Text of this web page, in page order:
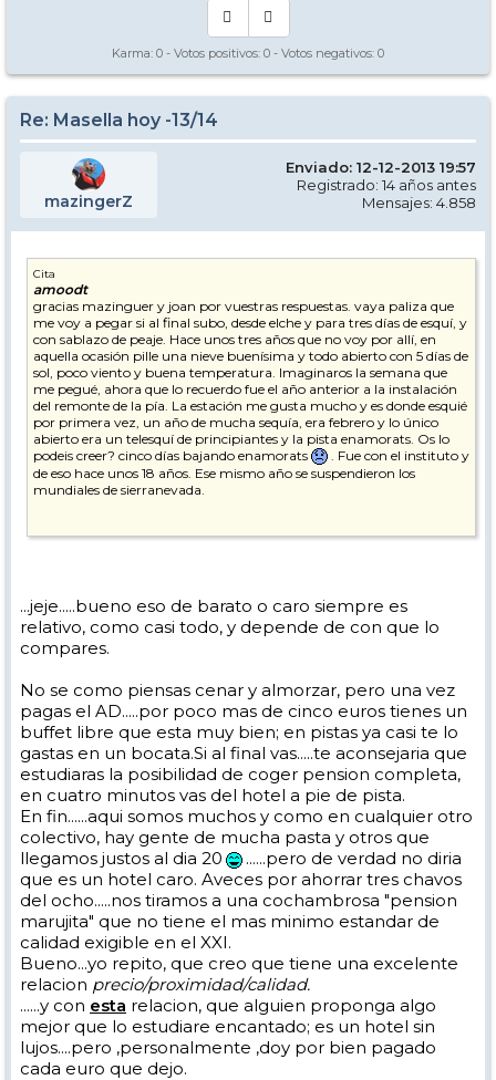
Karma: 0 - Votos positivos: 0 - Votos negativos: 0
Re: Masella hoy -13/14
mazingerZ
Enviado: 12-12-2013 19:57
Registrado: 14 años antes
Mensajes: 4.858
Cita
amoodt
gracias mazinguer y joan por vuestras respuestas. vaya paliza que
me voy a pegar si al final subo, desde elche y para tres días de esquí, y
con sablazo de peaje. Hace unos tres años que no voy por allí, en
aquella ocasión pille una nieve buenísima y todo abierto con 5 días de
sol, poco viento y buena temperatura. Imaginaros la semana que
me pegué, ahora que lo recuerdo fue el año anterior a la instalación
del remonte de la pía. La estación me gusta mucho y es donde esquié
por primera vez, un año de mucha sequía, era febrero y lo único
abierto era un telesquí de principiantes y la pista enamorats. Os lo
podeis creer? cinco días bajando enamorats
. Fue con el instituto y
de eso hace unos 18 años. Ese mismo año se suspendieron los
mundiales de sierranevada.
Mazinguer por lo que me dices el hotel no esta mal entonces. Pero
saludos.
...jeje.....bueno eso de barato o caro siempre es
relativo, como casi todo, y depende de con que lo
compares.
No se como piensas cenar y almorzar, pero una vez
pagas el AD.....por poco mas de cinco euros tienes un
buffet libre que esta muy bien; en pistas ya casi te lo
gastas en un bocata.Si al final vas.....te aconsejaria que
estudiaras la posibilidad de coger pension completa,
en cuatro minutos vas del hotel a pie de pista.
En fin......aqui somos muchos y como en cualquier otro
colectivo, hay gente de mucha pasta y otros que
llegamos justos al dia 20
......pero de verdad no diria
que es un hotel caro. Aveces por ahorrar tres chavos
del ocho.....nos tiramos a una cochambrosa "pension
marujita" que no tiene el mas minimo estandar de
calidad exigible en el XXI.
Bueno...yo repito, que creo que tiene una excelente
relacion precio/proximidad/calidad.
......y con esta relacion, que alguien proponga algo
mejor que lo estudiare encantado; es un hotel sin
lujos....pero ,personalmente ,doy por bien pagado
cada euro que dejo.